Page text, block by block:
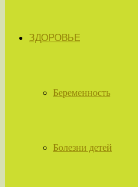
ЗДОРОВЬЕ
Беременность
Болезни детей